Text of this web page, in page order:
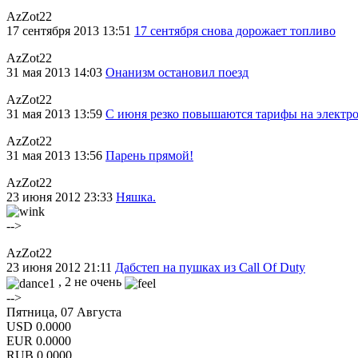
AzZot22
17 сентября 2013 13:51 17 сентября снова дорожает топливо
AzZot22
31 мая 2013 14:03 Онанизм остановил поезд
AzZot22
31 мая 2013 13:59 С июня резко повышаются тарифы на
AzZot22
31 мая 2013 13:56 Парень прямой!
AzZot22
23 июня 2012 23:33 Няшка.
-->
AzZot22
23 июня 2012 21:11 Дабстеп на пушках из Call Of Duty
, 2 не очень
-->
Пятница, 07 Августа
USD 0.0000
EUR 0.0000
RUB 0.0000